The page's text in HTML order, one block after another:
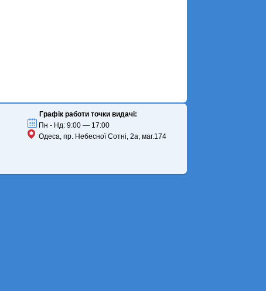
Графік работи точки видачі:
Пн - Нд: 9:00 — 17:00
Одеса, пр. Небесної Сотні, 2а, маг.174